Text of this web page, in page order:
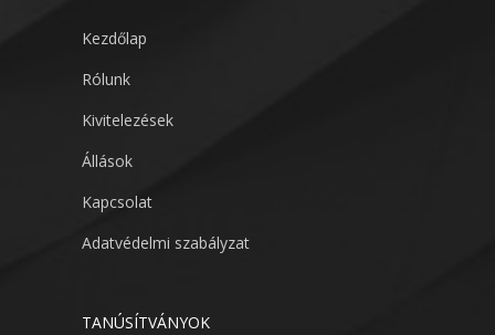
Kezdőlap
Rólunk
Kivitelezések
Állások
Kapcsolat
Adatvédelmi szabályzat
TANÚSÍTVÁNYOK